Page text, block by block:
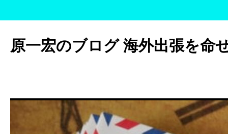
テ
ン
ッ
原一宏のブログ 海外出張を命